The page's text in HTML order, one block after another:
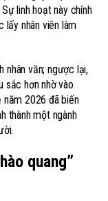
linh hoạt này chính
nhân viên làm
nhân văn; ngược lại,
sắc hơn nhờ vào
năm 2026 đã biến
thành một ngành
quang”